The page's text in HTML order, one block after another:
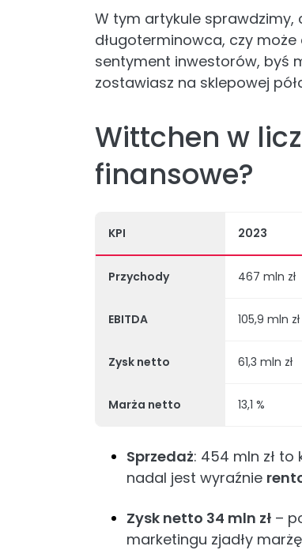
W tym artykule sprawdzimy,
długoterminowca, czy może
sentyment inwestorów, byś
zostawiasz na sklepowej
Wittchen w
finansowe?
KPI 2023
Przychody 467 mln zł
EBITDA 105,9 mln zł
Zysk netto 61,3 mln zł
Marża netto 13,1 %
Sprzedaż: 454 mln zł to
nadal jest wyraźnie
Zysk netto 34 mln zł –
marketingu zjadły